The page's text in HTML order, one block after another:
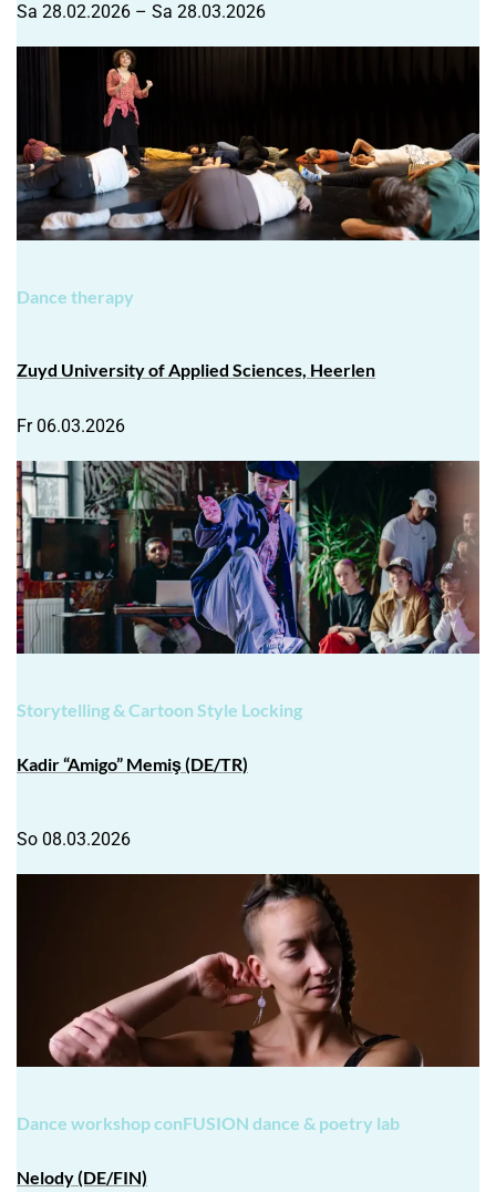
Sa 28.02.2026 – Sa 28.03.2026
Dance therapy
Zuyd University of Applied Sciences, Heerlen
Fr 06.03.2026
Storytelling & Cartoon Style Locking
Kadir “Amigo” Memiş (DE/TR)
So 08.03.2026
Dance workshopconFUSION dance & poetry lab
Nelody (DE/FIN)